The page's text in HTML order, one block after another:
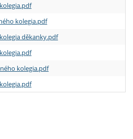
kolegia.pdf
děkanky.pdf
kolegia.pdf